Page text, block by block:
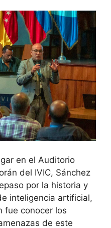
en el Auditorio
del IVIC, Sánchez
por la historia y
inteligencia artificial,
fue conocer los
de este